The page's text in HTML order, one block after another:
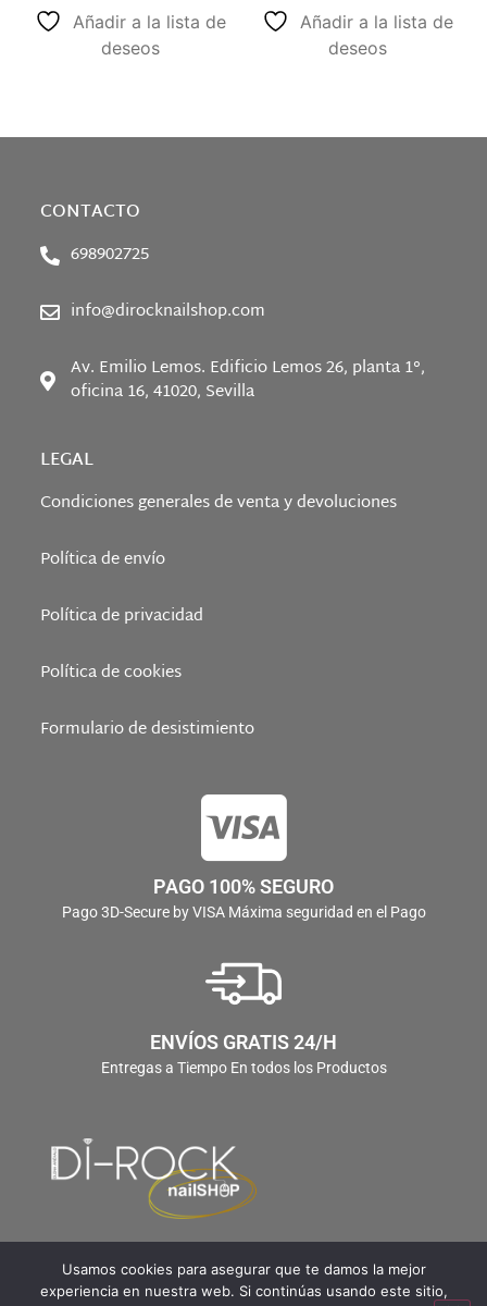
Añadir a la lista de
deseos
Añadir a la lista de
deseos
CONTACTO
698902725
info@dirocknailshop.com
Av. Emilio Lemos. Edificio Lemos 26, planta 1°,
oficina 16, 41020, Sevilla
LEGAL
Condiciones generales de venta y devoluciones
Política de envío
Política de privacidad
Política de cookies
Formulario de desistimiento
PAGO 100% SEGURO
Pago 3D-Secure by VISA Máxima seguridad en el Pago
ENVÍOS GRATIS 24/H
Entregas a Tiempo En todos los Productos
Usamos cookies para asegurar que te damos la mejor
experiencia en nuestra web. Si continúas usando este sitio,